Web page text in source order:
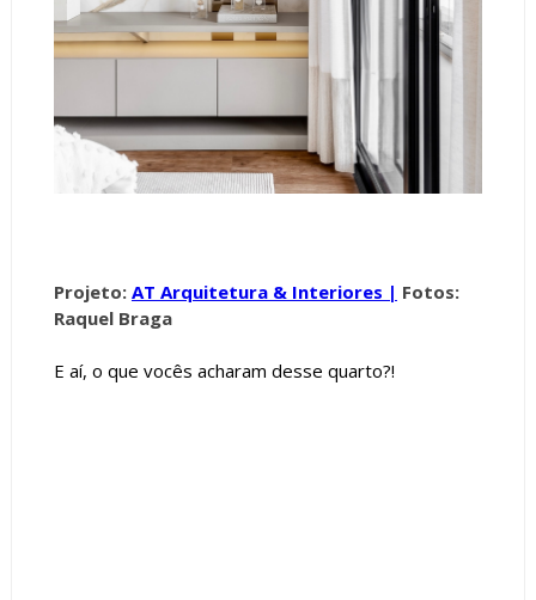
Projeto: AT Arquitetura & Interiores | Fotos:
Raquel Braga
E aí, o que vocês acharam desse quarto?!